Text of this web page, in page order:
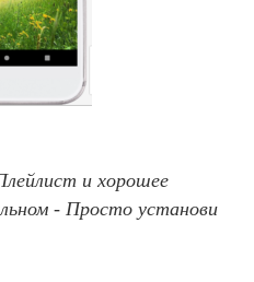
и хорошее
- Просто установи